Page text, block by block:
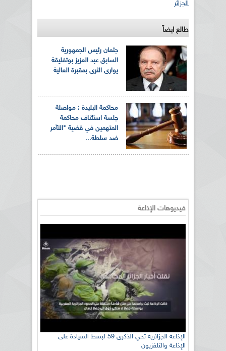
الجزائر
طالع ايضاً
جثمان رئيس الجمهورية
السابق عبد العزيز بوتفليقة
يوارى الثرى بمقبرة العالية
محاكمة البليدة : مواصلة
جلسة استئناف محاكمة
المتهمين في قضية "التآمر
ضد سلطة...
فيديوهات الإذاعة
الإذاعة الجزائرية تحي الذكرى 59 لبسط السيادة على
الإذاعة والتلفزيون